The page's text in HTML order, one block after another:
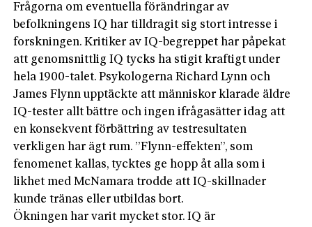
Frågorna om eventuella förändringar av
befolkningens IQ har tilldragit sig stort intresse i
forskningen. Kritiker av IQ-begreppet har påpekat
att genomsnittlig IQ tycks ha stigit kraftigt under
hela 1900-talet. Psykologerna Richard Lynn och
James Flynn upptäckte att människor klarade äldre
IQ-tester allt bättre och ingen ifrågasätter idag att
en konsekvent förbättring av testresultaten
verkligen har ägt rum. ”Flynn-effekten”, som
fenomenet kallas, tycktes ge hopp åt alla som i
likhet med McNamara trodde att IQ-skillnader
kunde tränas eller utbildas bort.
Ökningen har varit mycket stor. IQ är